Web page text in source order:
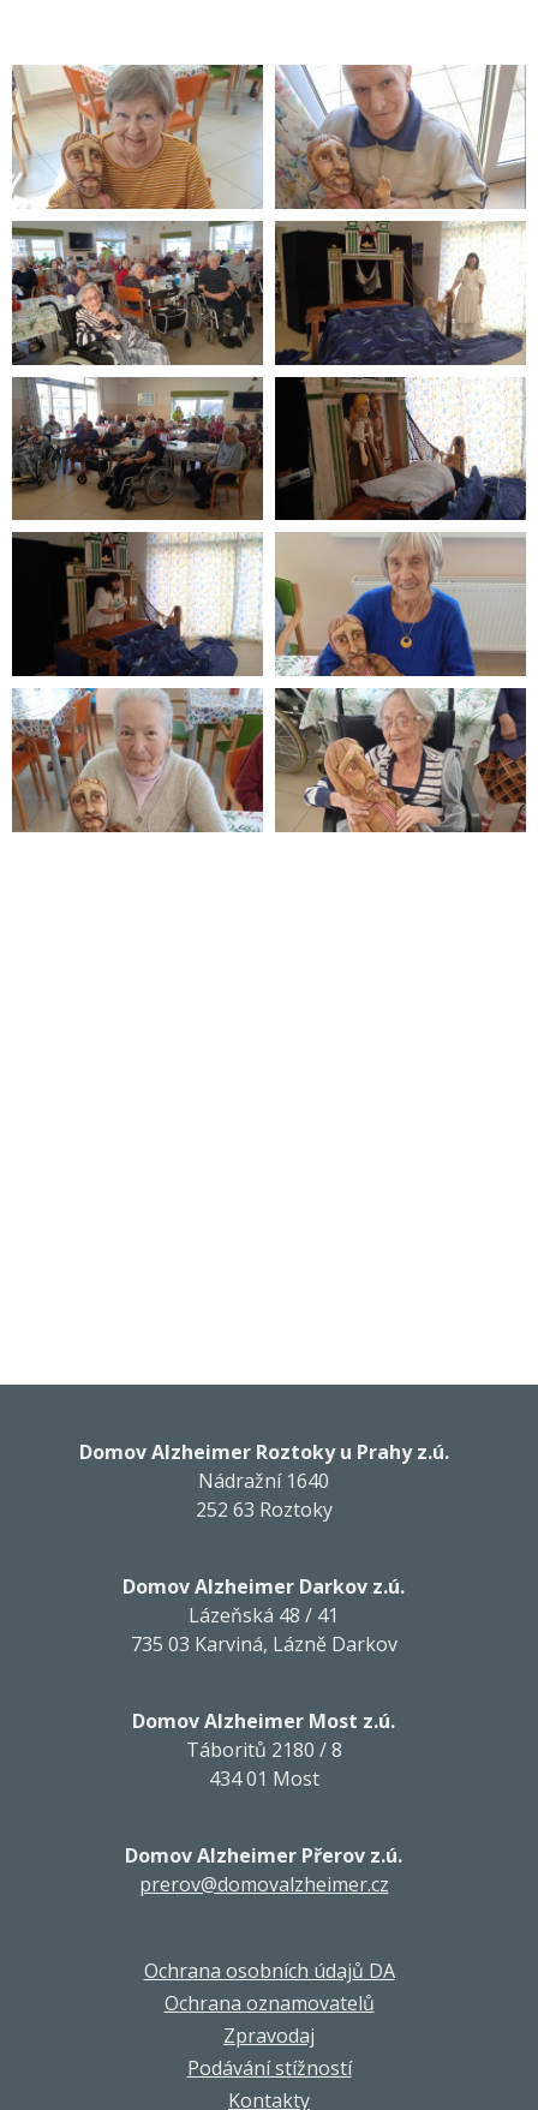
Domov Alzheimer Roztoky u Prahy z.ú.
Nádražní 1640
252 63 Roztoky
Domov Alzheimer Darkov z.ú.
Lázeňská 48 / 41
735 03 Karviná, Lázně Darkov
Domov Alzheimer Most z.ú.
Táboritů 2180 / 8
434 01 Most
Domov Alzheimer Přerov z.ú.
prerov@domovalzheimer.cz
Ochrana osobních údajů DA
Ochrana oznamovatelů
Zpravodaj
Podávání stížností
Kontakty